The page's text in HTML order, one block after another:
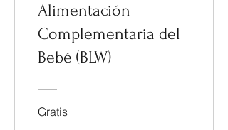
Alimentación
Complementaria del
Bebé (BLW)
Gratis